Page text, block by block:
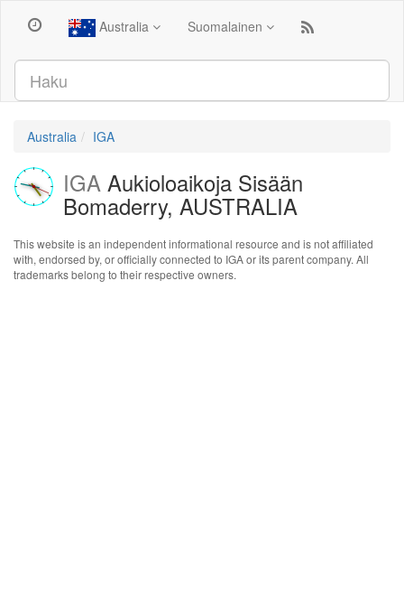
Australia Suomalainen
Australia IGA
IGA Aukioloaikoja Sisään
Bomaderry, AUSTRALIA
This website is an independent informational resource and is not affiliated
with, endorsed by, or officially connected to IGA or its parent company. All
trademarks belong to their respective owners.